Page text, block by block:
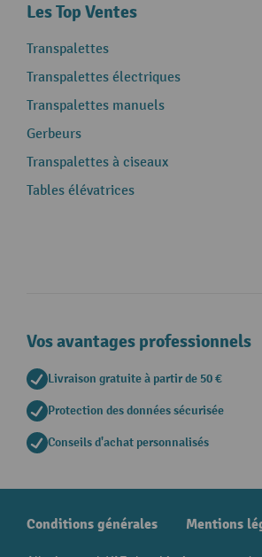
Les Top Ventes
Transpalettes
Transpalettes électriques
Transpalettes manuels
Gerbeurs
Transpalettes à ciseaux
Tables élévatrices
Vos avantages professionnels
Livraison gratuite à partir de 50 €
Protection des données sécurisée
Conseils d'achat personnalisés
Conditions générales Mentions